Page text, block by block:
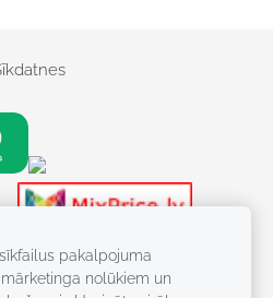
S
Kosmētika, Batuti,
pakalpojuma
nolūkiem un